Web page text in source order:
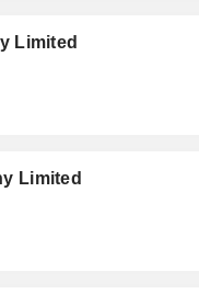
Limited
Limited